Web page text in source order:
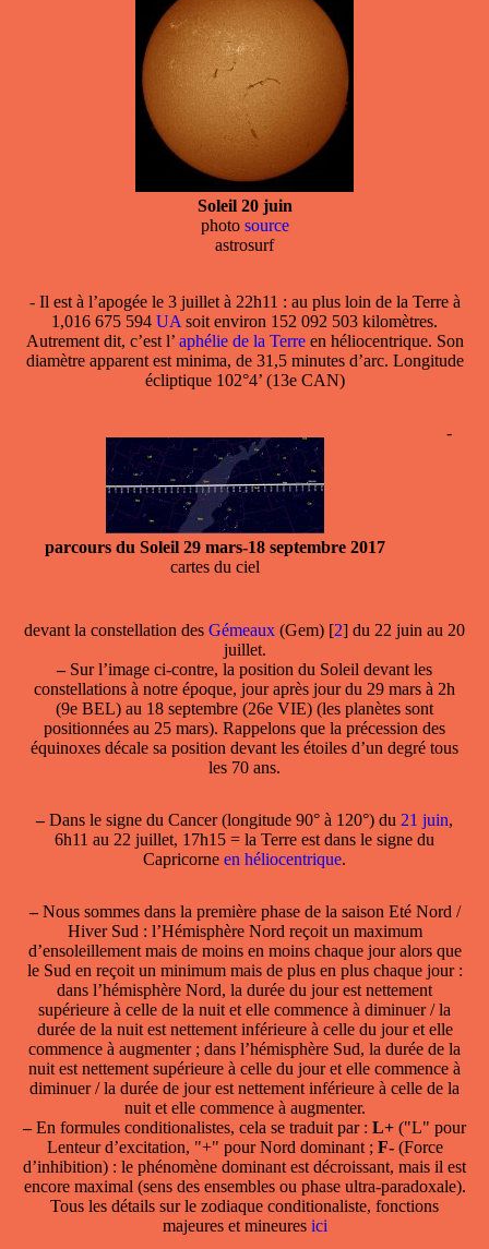
Soleil 20 juin
photo source
astrosurf
- Il est à l’apogée le 3 juilletà 22h11 : au plus loin de la Terre à
1,016 675 594 UA soit environ 152 092 503 kilomètres.
Autrement dit, c’est l’ aphélie de la Terre en héliocentrique. Son
diamètre apparent est minima, de 31,5 minutes d’arc. Longitude
écliptique 102°4’ (13e CAN)
parcours du Soleil 29 mars-18 septembre 2017
cartes du ciel
-
devant la constellation des Gémeaux (Gem) [2] du 22 juin au 20
juillet.
–Sur l’image ci-contre, la position du Soleil devant les
constellations à notre époque, jour après jour du 29 mars à 2h
(9e BEL) au 18 septembre (26e VIE) (les planètes sont
positionnées au 25 mars). Rappelons que la précession des
équinoxes décale sa position devant les étoiles d’un degré tous
les 70 ans.
–Dans le signe du Cancer(longitude 90° à 120°) du 21 juin,
6h11 au 22 juillet, 17h15 = la Terre est dans le signe du
Capricorne en héliocentrique.
–Nous sommes dans la première phase de la saison Eté Nord /
Hiver Sud : l’Hémisphère Nord reçoit un maximum
d’ensoleillement mais de moins en moins chaque jour alors que
le Sud en reçoit un minimum mais de plus en plus chaque jour :
dans l’hémisphère Nord, la durée du jour est nettement
supérieure à celle de la nuit et elle commence à diminuer / la
durée de la nuit est nettement inférieure à celle du jour et elle
commence à augmenter ; dans l’hémisphère Sud, la durée de la
nuit est nettement supérieure à celle du jour et elle commence à
diminuer / la durée de jour est nettement inférieure à celle de la
nuit et elle commence à augmenter.
–En formules conditionalistes, cela se traduit par : L+ ("L" pour
Lenteur d’excitation, "+" pour Nord dominant ; F-(Force
d’inhibition) : le phénomène dominant est décroissant, mais il est
encore maximal (sens des ensembles ou phase ultra-paradoxale).
Tous les détails sur le zodiaque conditionaliste, fonctions
majeures et mineures ici